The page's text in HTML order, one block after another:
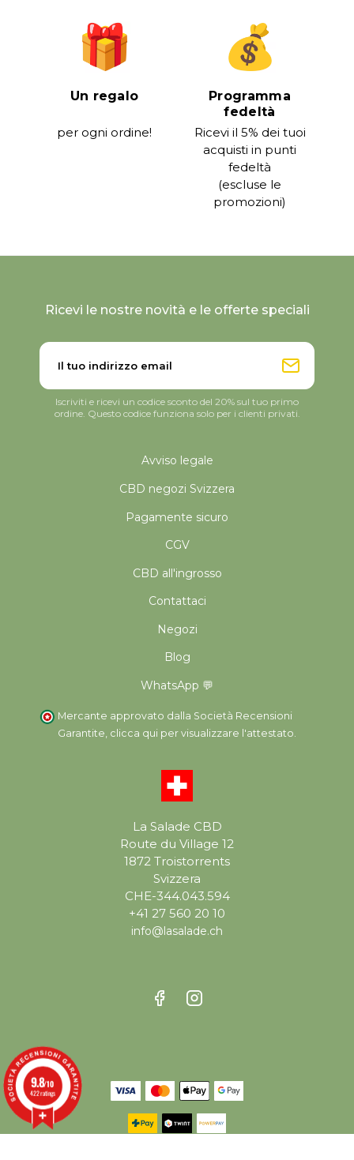
Un regalo
per ogni ordine!
Programma
fedeltà
Ricevi il 5% dei tuoi
acquisti in punti
fedeltà
(escluse le
promozioni)
La Salade CBD
Route du Village 12
1872 Troistorrents
Svizzera
CHE-344.043.594
+41 27 560 20 10
info@lasalade.ch
Avviso legale
CBD negozi Svizzera
Pagamente sicuro
CGV
CBD all'ingrosso
Contattaci
Negozi
Blog
WhatsApp 💬
Mercante approvato dalla Società Recensioni
Garantite, clicca qui per visualizzare l'attestato
Ricevi le nostre novità e le offerte speciali
Iscriviti e ricevi un codice sconto del 20% sul tuo primo
ordine. Questo codice funziona solo per i clienti privati.
9.8/10
422 ratings